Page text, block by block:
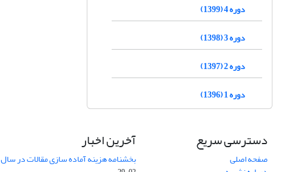
دوره 4 (1399)
دوره 3 (1398)
دوره 2 (1397)
دوره 1 (1396)
دسترسی سریع
صفحه اصلی
آخرین اخبار
بخشنامه هزینه آماده سازی مقالات در سال 1401